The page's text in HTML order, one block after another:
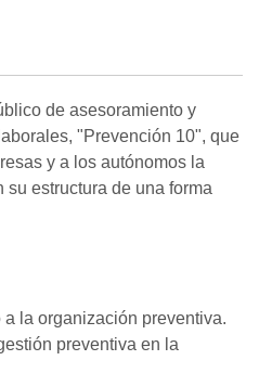
de asesoramiento y
"Prevención 10", que
y a los autónomos la
estructura de una forma
la organización preventiva.
preventiva en la